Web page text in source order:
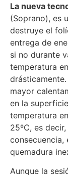
La nueva
(Soprano), es
destruye el
entrega de
si no durante
temperatura
mayor
en la
temperatura
25ºC, es
quemadura
Aunque la